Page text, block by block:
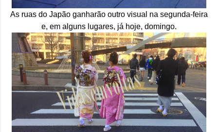
As ruas do Japão ganharão outro visual na segunda-feira
e, em alguns lugares, já hoje, domingo.